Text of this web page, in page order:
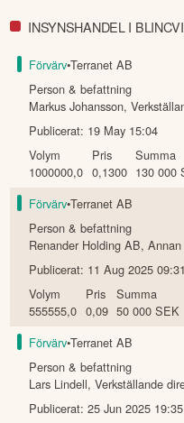
INSYNSHANDEL I
Förvärv•Terranet AB
Person & befattning
Markus Johansson,
Publicerat: 19 May 15:04
Volym
1000000,0
Pris
0,1300
Summa
130 000
Förvärv•Terranet AB
Person & befattning
Renander Holding AB,
Publicerat: 11 Aug 2025 09:31
Volym
555555,0
Pris
0,09
Summa
50 000 SEK
Förvärv•Terranet AB
Person & befattning
Lars Lindell,Verkställande
Publicerat:25 Jun 2025 19:35